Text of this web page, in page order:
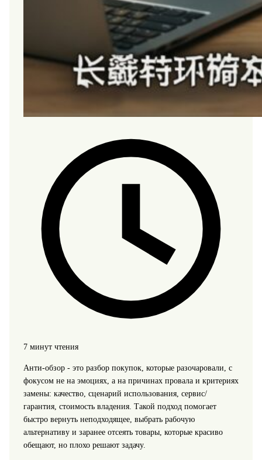
7 минут чтения
Анти-обзор - это разбор покупок, которые разочаровали, с
фокусом не на эмоциях, а на причинах провала и критериях
замены: качество, сценарий использования, сервис/
гарантия, стоимость владения. Такой подход помогает
быстро вернуть неподходящее, выбрать рабочую
альтернативу и заранее отсеять товары, которые красиво
обещают, но плохо решают задачу.